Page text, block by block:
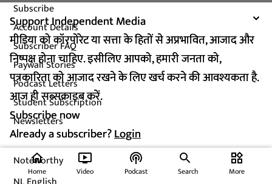
Support Independent Media
मीडिया को कॉरपोरेट या सत्ता के हितों से अप्रभावित, आजाद और
निष्पक्ष होना चाहिए. इसीलिए आपको, हमारी जनता को,
पत्रकारिता को आजाद रखने के लिए खर्च करने की आवश्यकता है.
आज ही सब्सक्राइब करें.
Subscribe now
Already a subscriber?Login
Support Independent Media
मीडिया को कॉरपोरेट या सत्ता के हितों से अप्रभावित, आजाद और
निष्पक्ष होना चाहिए. इसीलिए आपको, हमारी जनता को,
पत्रकारिता को आजाद रखने के लिए खर्च करने की आवश्यकता है.
आज ही सब्सक्राइब करें.
Subscribe now
Already a subscriber?Login
Subscribe
Account Details
Subscriber FAQ
Paywall Stories
Podcast Letters
Student Subscription
Newsletters
Noteworthy
home
Home
ondemand_video
Video
podcasts
Podcast Search
widgets
More